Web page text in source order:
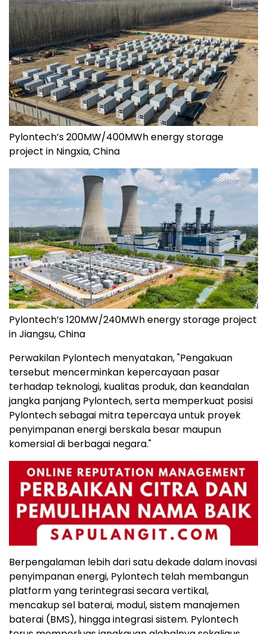
Pylontech’s 200MW/400MWh energy storage
project in Ningxia, China
Pylontech’s 120MW/240MWh energy storage project
in Jiangsu, China
Perwakilan Pylontech menyatakan, "Pengakuan
tersebut mencerminkan kepercayaan pasar
terhadap teknologi, kualitas produk, dan keandalan
jangka panjang Pylontech, serta memperkuat posisi
Pylontech sebagai mitra tepercaya untuk proyek
penyimpanan energi berskala besar maupun
komersial di berbagai negara."
Berpengalaman lebih dari satu dekade dalam inovasi
penyimpanan energi, Pylontech telah membangun
platform yang terintegrasi secara vertikal,
mencakup sel baterai, modul, sistem manajemen
baterai (BMS), hingga integrasi sistem. Pylontech